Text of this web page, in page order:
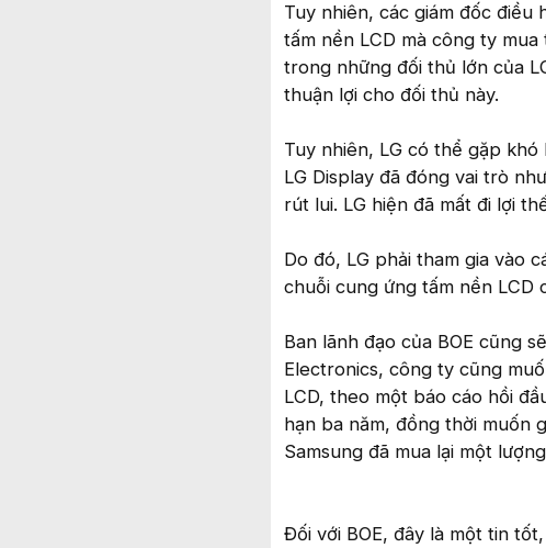
Tuy nhiên, các giám đốc điều
tấm nền LCD mà công ty
trong những đối thủ lớn của
thuận lợi cho đối thủ này.
Tuy nhiên, LG có thể gặp
LG Display đã đóng vai trò
rút lui. LG hiện đã mất đi lợi
Do đó, LG phải tham gia vào
chuỗi cung ứng tấm nền LCD
Ban lãnh đạo của BOE cũng
Electronics, công ty cũng
LCD, theo một báo cáo hồi
hạn ba năm, đồng thời muốn
Samsung đã mua lại một
Đối với BOE, đây là một tin